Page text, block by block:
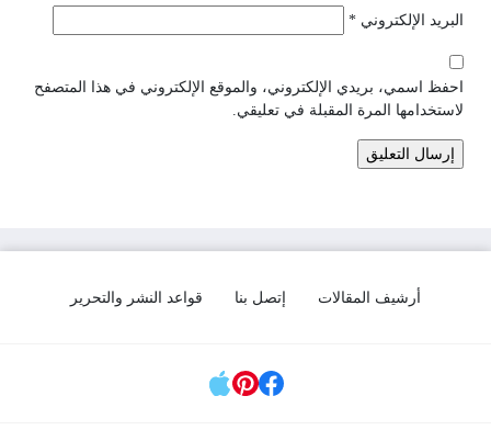
البريد الإلكتروني *
احفظ اسمي، بريدي الإلكتروني، والموقع الإلكتروني في هذا المتصفح
لاستخدامها المرة المقبلة في تعليقي.
أرشيف المقالات إتصل بنا قواعد النشر والتحرير
مواقع التواصل